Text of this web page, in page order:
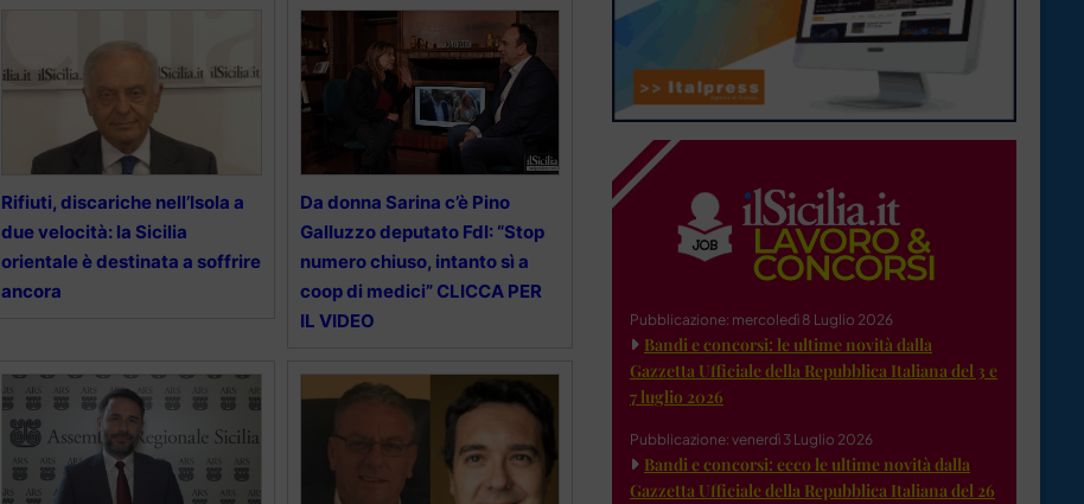
Rifiuti, discariche nell’Isola a
due velocità: la Sicilia
orientale è destinata a soffrire
ancora
Da donna Sarina c’è Pino
Galluzzo deputato FdI: “Stop
numero chiuso, intanto sì a
coop di medici” CLICCA PER
IL VIDEO
Pubblicazione: mercoledì 8 Luglio 2026
Bandi e concorsi: le ultime novità dalla
Gazzetta Ufficiale della Repubblica Italiana del 3 e
7 luglio 2026
Pubblicazione: venerdì 3 Luglio 2026
Bandi e concorsi: ecco le ultime novità dalla
Gazzetta Ufficiale della Repubblica Italiana del 26